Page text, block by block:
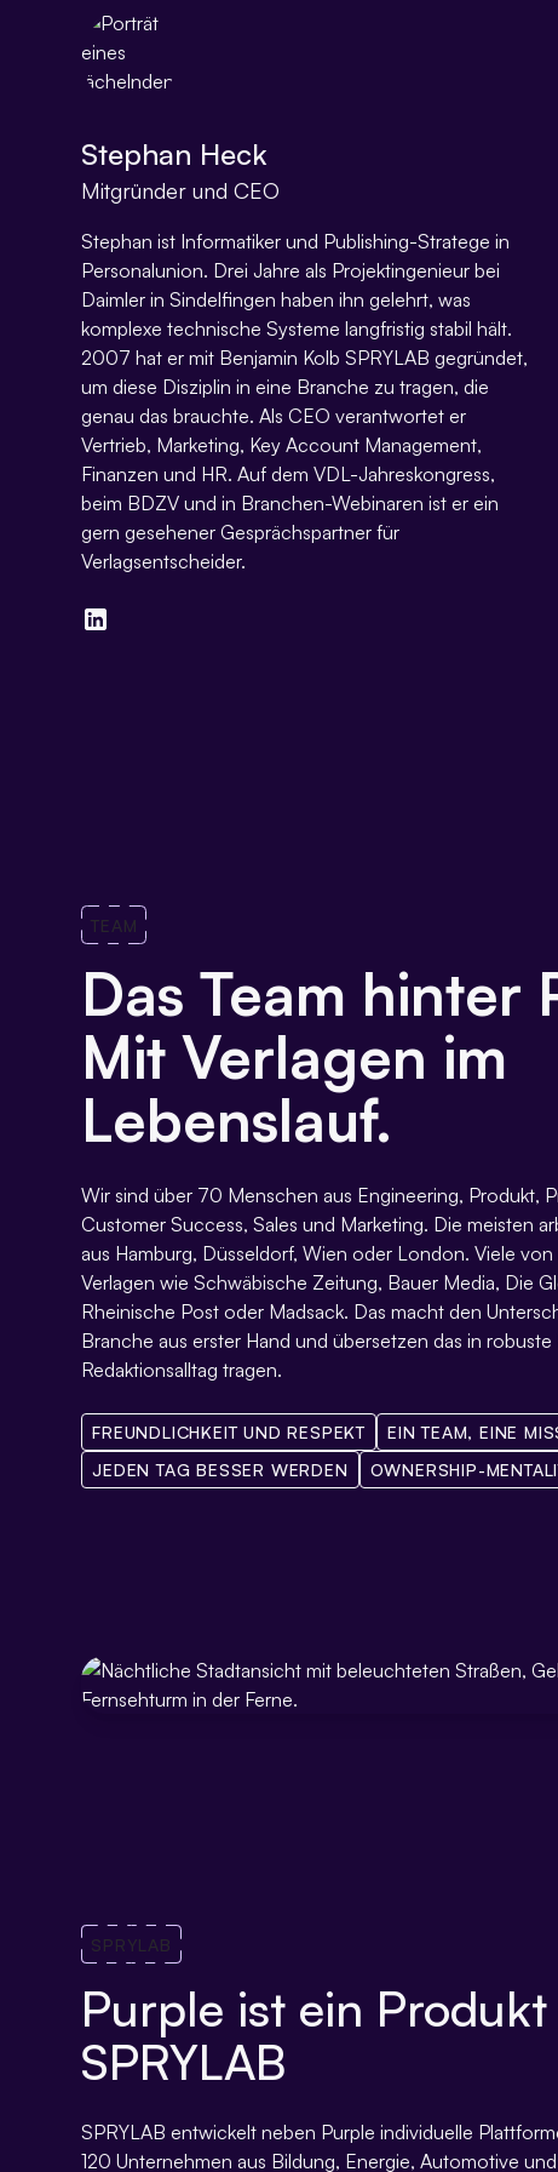
Stephan Heck
Mitgründer und CEO
Stephan ist Informatiker und Publishing-Stratege in
Personalunion. Drei Jahre als Projektingenieur bei
Daimler in Sindelfingen haben ihn gelehrt, was
komplexe technische Systeme langfristig stabil hält.
2007 hat er mit Benjamin Kolb SPRYLAB gegründet,
um diese Disziplin in eine Branche zu tragen, die
genau das brauchte. Als CEO verantwortet er
Vertrieb, Marketing, Key Account Management,
Finanzen und HR. Auf dem VDL-Jahreskongress,
beim BDZV und in Branchen-Webinaren ist er ein
gern gesehener Gesprächspartner für
Verlagsentscheider.
TEAM
Das Team hinter
Mit Verlagen im
Lebenslauf.
Wir sind über 70 Menschen aus Engineering, Produkt,
Customer Success, Sales und Marketing. Die meisten
aus Hamburg, Düsseldorf, Wien oder London. Viele
Verlagen wie Schwäbische Zeitung, Bauer Media, Die
Rheinische Post oder Madsack. Das macht den
Branche aus erster Hand und übersetzen das in
Redaktionsalltag tragen.
FREUNDLICHKEIT UND RESPEKT
EIN TEAM, EINE
JEDEN TAG BESSER WERDEN
OWNERSHIP-
SPRYLAB
Purple ist ein Produkt
SPRYLAB
SPRYLAB entwickelt neben Purple individuelle
120 Unternehmen aus Bildung, Energie, Automotive